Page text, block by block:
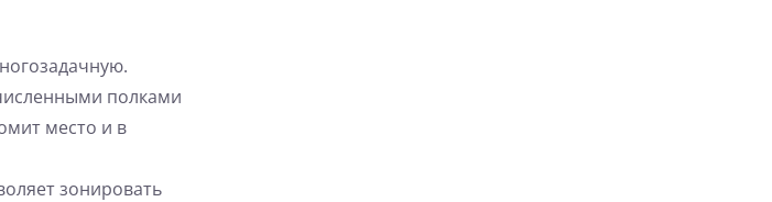
полками
место и в
зонировать